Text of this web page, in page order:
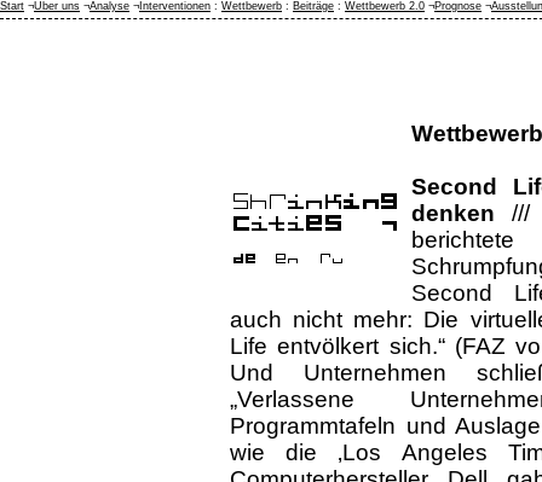
Second
denken
Second
auch nicht mehr: Die
Life entvölkert sich.“ (FAZ
Und Unternehmen
„Verlassene
Programmtafeln und
wie die ‚Los Angeles
Start ¬Über uns ¬Analyse ¬ Interventionen : Wettbewerb : Beiträge : Wettbewerb 2.0 ¬Prognose ¬